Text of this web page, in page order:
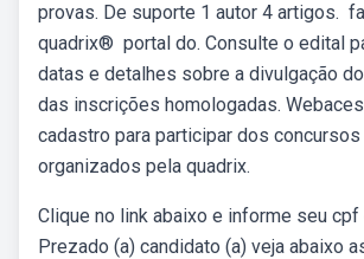
provas. De suporte 1 autor 4 artigos.
quadrix® ️ portal do. Consulte o edital
datas e detalhes sobre a divulgação
das inscrições homologadas.
cadastro para participar dos
organizados pela quadrix.
Clique no link abaixo e informe seu cpf
Prezado (a) candidato (a) veja abaixo